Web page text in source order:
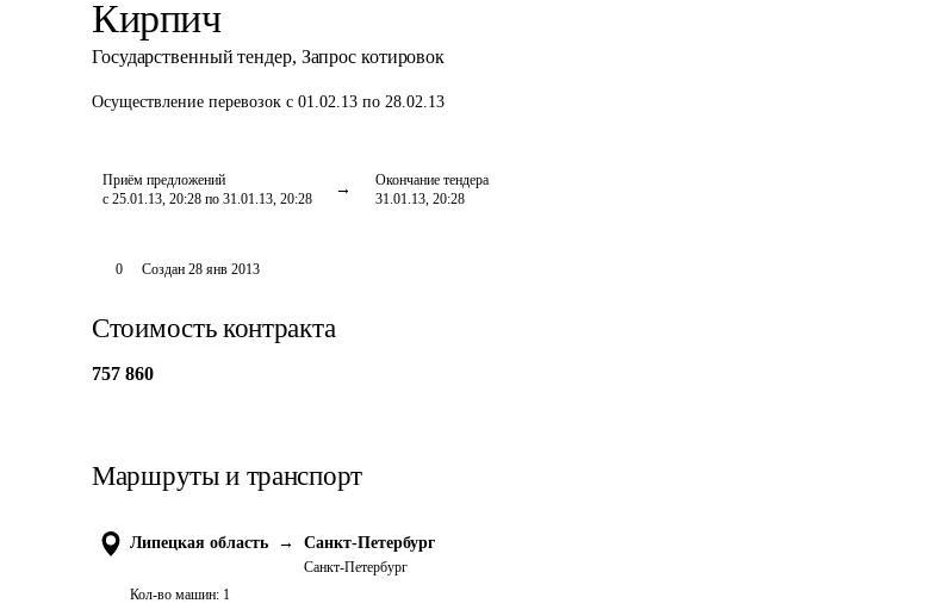
Кирпич
Государственный тендер, Запрос котировок
Осуществление перевозок с 01.02.13 по 28.02.13
Приём предложений
с 25.01.13, 20:28 по 31.01.13, 20:28
Окончание тендера
31.01.13, 20:28
0 Создан 28 янв 2013
Стоимость контракта
757 860
Маршруты и транспорт
Липецкая область → Санкт-Петербург
Санкт-Петербург
Кол-во машин: 1